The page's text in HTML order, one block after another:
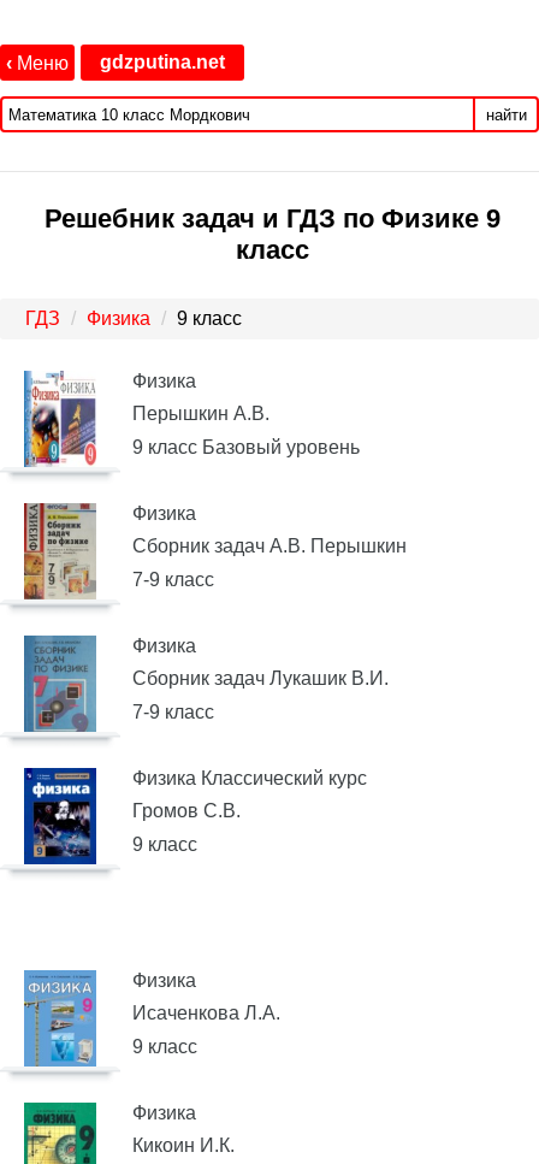
‹ Меню gdzputina.net
найти
Решебник задач и ГДЗ по Физике 9
класс
ГДЗ Физика 9 класс
Физика
Перышкин А.В.
9 класс Базовый уровень
Физика
Сборник задач А.В. Перышкин
7-9 класс
Физика
Сборник задач Лукашик В.И.
7-9 класс
Физика Классический курс
Громов С.В.
9 класс
Физика
Исаченкова Л.А.
9 класс
Физика
Кикоин И.К.